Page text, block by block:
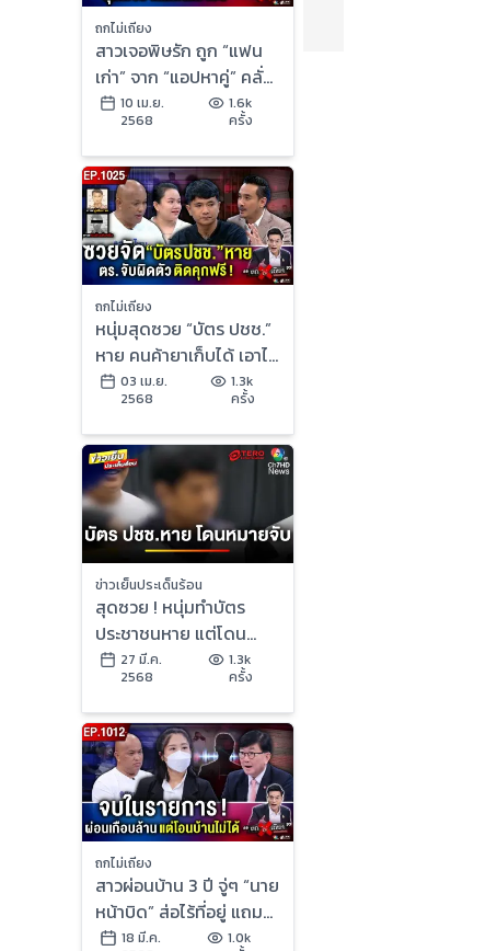
ถกไม่เถียง
สาวเจอพิษรัก ถูก “แฟน
เก่า” จาก “แอปหาคู่” คลั่ง
รัก บุกพังบ้าน ขู่ฆ่า ผวา
ทุกนาที !
10 เม.ย.
2568
1.6k
ครั้ง
ถกไม่เถียง
หนุ่มสุดซวย “บัตร ปชช.”
หาย คนค้ายาเก็บได้ เอาไป
ใช้ ถูก “ตร.จับผิดตัว” 2
รอบ !
03 เม.ย.
2568
1.3k
ครั้ง
ข่าวเย็นประเด็นร้อน
สุดซวย ! หนุ่มทำบัตร
ประชาชนหาย แต่โดน
หมายจับคดียา ช็อกโดน
ซ้ำสองรอบ | ข่าวเย็น
ประเด็นร้อน
27 มี.ค.
2568
1.3k
ครั้ง
ถกไม่เถียง
สาวผ่อนบ้าน 3 ปี จู่ๆ “นาย
หน้าบิด” ส่อไร้ที่อยู่ แถม
โดนขู่ฟ้อง ?
18 มี.ค.
1.0k